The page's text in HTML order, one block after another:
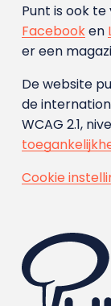
Punt is ook
Facebooken
er een
De website
de
WCAG 2.1,
Cookie